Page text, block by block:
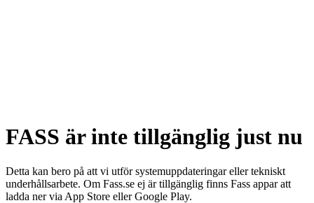
FASS är inte tillgänglig just nu
Detta kan bero på att vi utför systemuppdateringar eller tekniskt
underhållsarbete. Om Fass.se ej är tillgänglig finns Fass appar att
ladda ner via App Store eller Google Play.